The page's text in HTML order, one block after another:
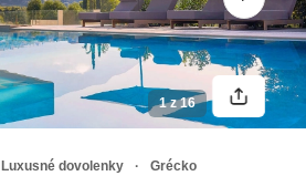
Luxusné dovolenky
Grécko
1 z 16